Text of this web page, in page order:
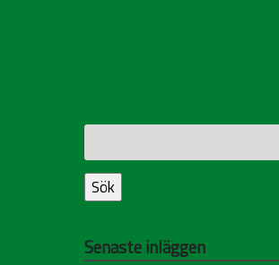
Sök
efter:
Sök
Senaste inläggen